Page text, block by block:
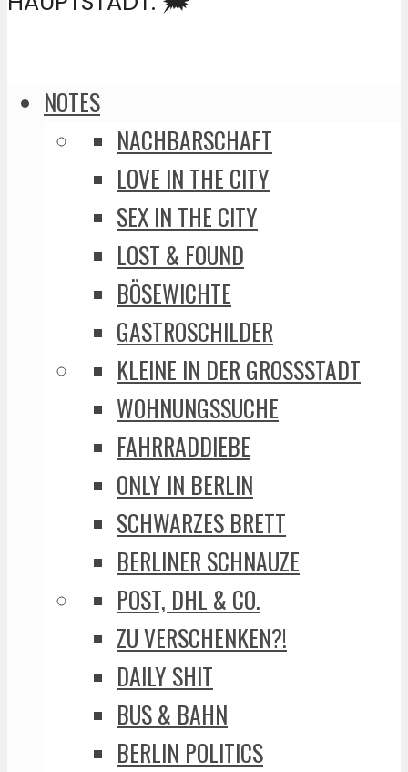
NOTES
NACHBARSCHAFT
LOVE IN THE CITY
SEX IN THE CITY
LOST & FOUND
BÖSEWICHTE
GASTROSCHILDER
KLEINE IN DER GROSSSTADT
WOHNUNGSSUCHE
FAHRRADDIEBE
ONLY IN BERLIN
SCHWARZES BRETT
BERLINER SCHNAUZE
POST, DHL & CO.
ZU VERSCHENKEN?!
DAILY SHIT
BUS & BAHN
BERLIN POLITICS